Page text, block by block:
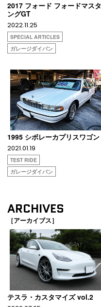
2017 フォード フォードマスタ
ングGT
2022.11.25
SPECIAL ARTICLES
ガレージダイバン
1995 シボレーカプリスワゴン
2021.01.19
TEST RIDE
ガレージダイバン
ARCHIVES
［アーカイブス］
テスラ・カスタマイズ vol.2